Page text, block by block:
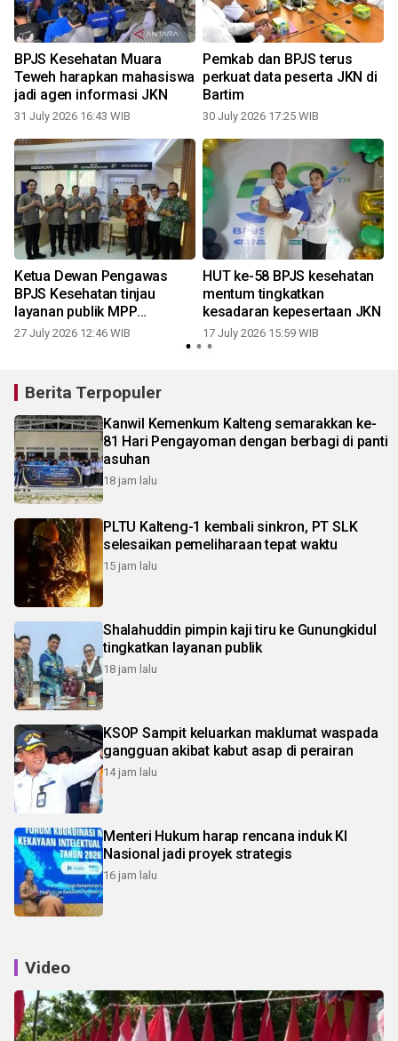
BPJS Kesehatan Muara
Teweh harapkan mahasiswa
jadi agen informasi JKN
31 July 2026 16:43 WIB
Pemkab dan BPJS terus
perkuat data peserta JKN di
Bartim
30 July 2026 17:25 WIB
Ketua Dewan Pengawas
BPJS Kesehatan tinjau
layanan publik MPP
Palangka Raya
27 July 2026 12:46 WIB
HUT ke-58 BPJS kesehatan
mentum tingkatkan
kesadaran kepesertaan JKN
17 July 2026 15:59 WIB
Berita Terpopuler
Kanwil Kemenkum Kalteng semarakkan ke-
81 Hari Pengayoman dengan berbagi di panti
asuhan
18 jam lalu
PLTU Kalteng-1 kembali sinkron, PT SLK
selesaikan pemeliharaan tepat waktu
15 jam lalu
Shalahuddin pimpin kaji tiru ke Gunungkidul
tingkatkan layanan publik
18 jam lalu
KSOP Sampit keluarkan maklumat waspada
gangguan akibat kabut asap di perairan
14 jam lalu
Menteri Hukum harap rencana induk KI
Nasional jadi proyek strategis
16 jam lalu
Video